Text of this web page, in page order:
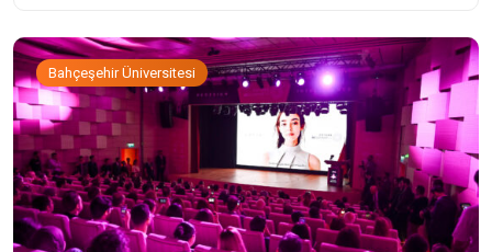
Bahçeşehir Üniversitesi